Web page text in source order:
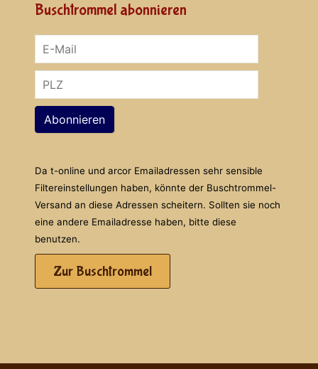
Buschtrommel abonnieren
Abonnieren
Da t-online und arcor Emailadressen sehr sensible
Filtereinstellungen haben, könnte der Buschtrommel-
Versand an diese Adressen scheitern. Sollten sie noch
eine andere Emailadresse haben, bitte diese
benutzen.
Zur Buschtrommel